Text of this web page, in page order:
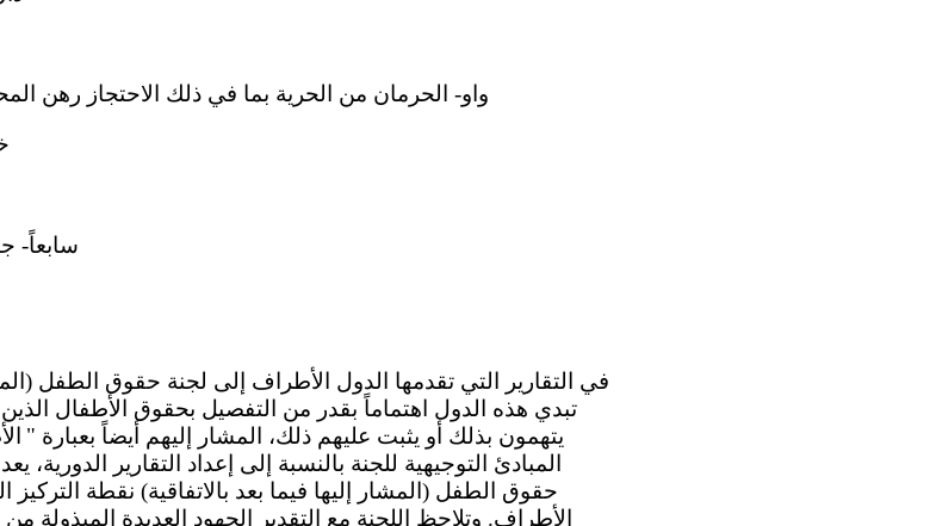
واو- الحرمان من الحرية بما في ذلك الاحتجاز رهن
سابعاً-
تبدي هذه الدول اهتماماً بقدر من التفصيل بحقوق الأطفال الذين
يتهمون بذلك أو يثبت عليهم ذلك، المشار إليهم أيضاً بعبارة "
حقوق الطفل (المشار إليها فيما بعد بالاتفاقية) نقطة
الأطراف. وتلاحظ اللجنة مع التقدير الجهود العديدة المبذولة